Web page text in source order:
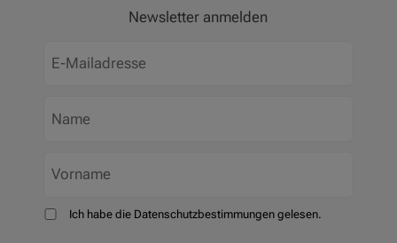
Newsletter anmelden
Ich habe die Datenschutzbestimmungen gelesen.